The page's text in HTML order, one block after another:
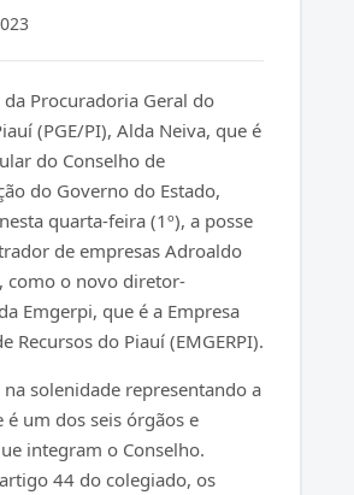
Procuradoria Geral do
(PGE/PI), Alda Neiva, que é
do Conselho de
do Governo do Estado,
quarta-feira (1º), a posse
de empresas Adroaldo
como o novo diretor-
Emgerpi, que é a Empresa
Recursos do Piauí (EMGERPI).
na solenidade representando a
é um dos seis órgãos e
integram o Conselho.
44 do colegiado, os